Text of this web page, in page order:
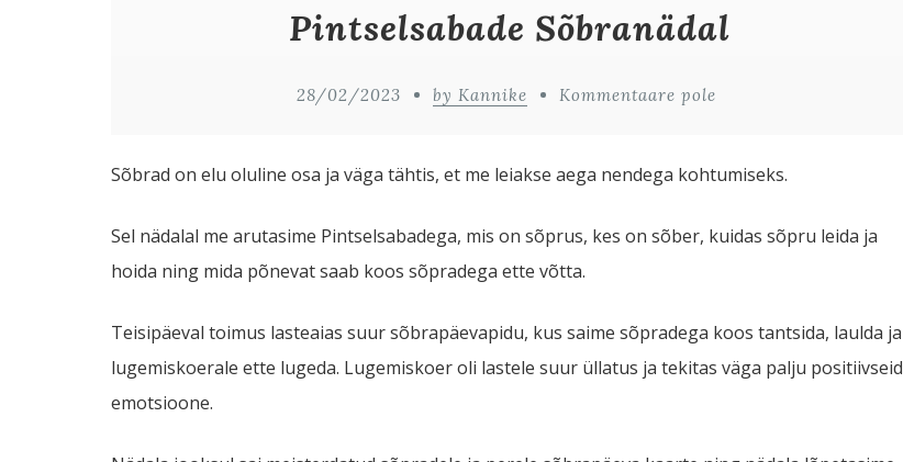
Pintselsabade Sõbranädal
28/02/2023 by Kannike Kommentaare pole
Sõbrad on elu oluline osa ja väga tähtis, et me leiakse aega nendega kohtumiseks.
Sel nädalal me arutasime Pintselsabadega, mis on sõprus, kes on sõber, kuidas sõpru leida ja
hoida ning mida põnevat saab koos sõpradega ette võtta.
Teisipäeval toimus lasteaias suur sõbrapäevapidu, kus saime sõpradega koos tantsida, laulda ja
lugemiskoerale ette lugeda. Lugemiskoer oli lastele suur üllatus ja tekitas väga palju positiivseid
emotsioone.